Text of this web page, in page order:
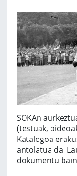
SOKAn
(testuak,
Katalogoa
antolatua da.
dokumentu